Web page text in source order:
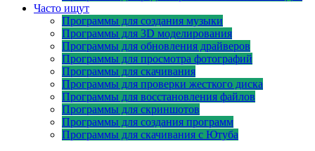
Часто ищут
Программы для создания музыки
Программы для 3D моделирования
Программы для обновления драйверов
Программы для просмотра фотографий
Программы для скачивания
Программы для проверки жесткого диска
Программы для восстановления файлов
Программы для скриншотов
Программы для создания программ
Программы для скачивания с Ютуба